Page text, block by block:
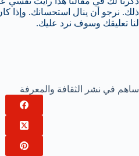
ذلك. نرجو أن ينال استحسانك. وإذا
لنا تعليقك وسوف نرد عليك.
ساهم في نشر الثقافة والمعرفة